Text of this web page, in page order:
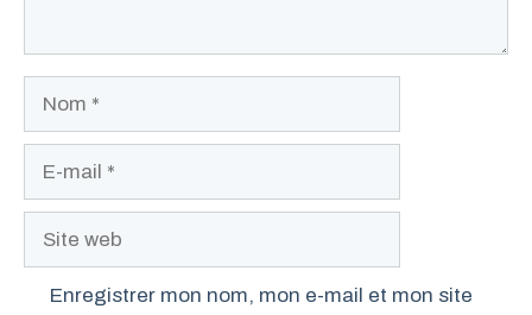
Site
Enregistrer mon nom, mon e-mail et mon site